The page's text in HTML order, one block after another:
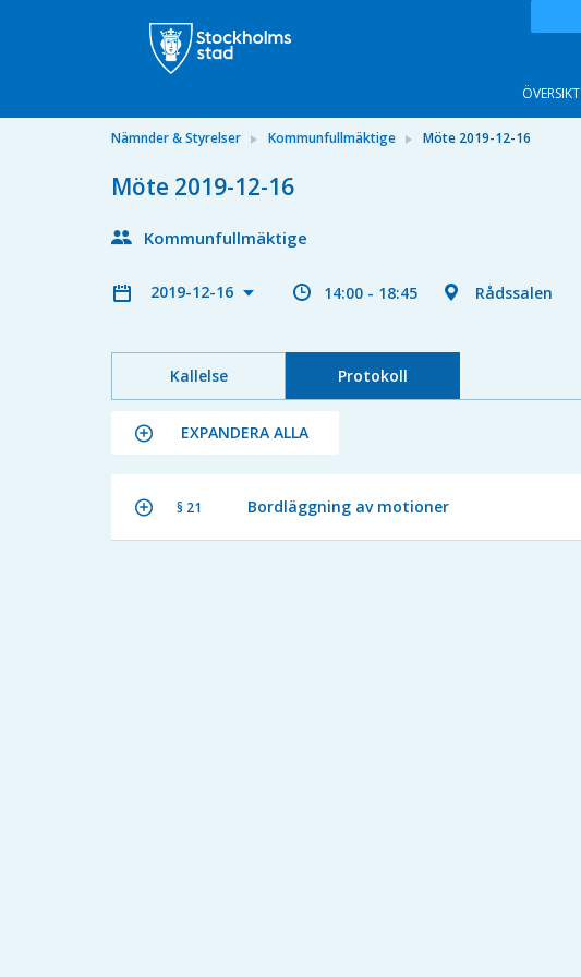
ÖVERSIKT
Nämnder & Styrelser Kommunfullmäktige Möte 2019-12-16
Möte 2019-12-16
Kommunfullmäktige
2019-12-16 14:00 - 18:45 Rådssalen
Kallelse Protokoll
EXPANDERA ALLA
§ 21 Bordläggning av motioner